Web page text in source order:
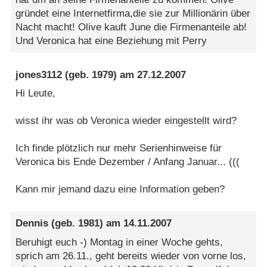
gründet eine Internetfirma,die sie zur Millionärin über
Nacht macht! Olive kauft June die Firmenanteile ab!
Und Veronica hat eine Beziehung mit Perry
jones3112 (geb. 1979) am27.12.2007
Hi Leute,
wisst ihr was ob Veronica wieder eingestellt wird?
Ich finde plötzlich nur mehr Serienhinweise für
Veronica bis Ende Dezember / Anfang Januar... (((
Kann mir jemand dazu eine Information geben?
Dennis (geb. 1981) am 14.11.2007
Beruhigt euch -) Montag in einer Woche gehts,
sprich am 26.11., geht bereits wieder von vorne los,